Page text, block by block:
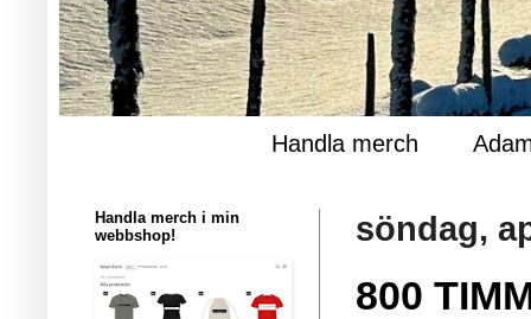
Handla merch
söndag,
800
Handla merch i min
webbshop!